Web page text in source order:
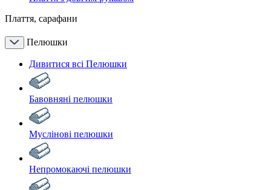
Плаття, сарафани
Пелюшки
Дивитися всі Пелюшки
Бавовняні пелюшки
Муслінові пелюшки
Непромокаючі пелюшки